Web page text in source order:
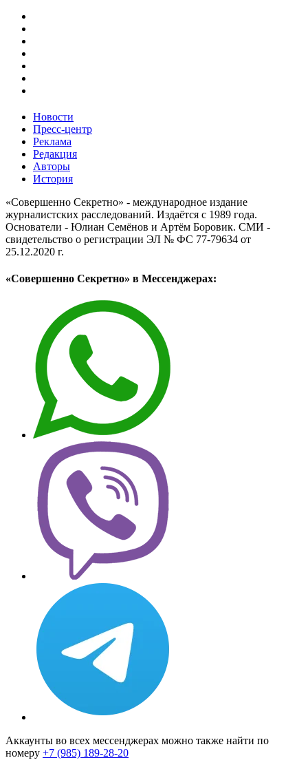
Новости
Пресс-центр
Реклама
Редакция
Авторы
История
«Совершенно Секретно» - международное издание
журналистских расследований. Издаётся с 1989 года.
Основатели - Юлиан Семёнов и Артём Боровик. CМИ -
свидетельство о регистрации ЭЛ № ФС 77-79634 от
25.12.2020 г.
«Совершенно Секретно» в Мессенджерах:
Аккаунты во всех мессенджерах можно также найти по
номеру +7 (985) 189-28-20